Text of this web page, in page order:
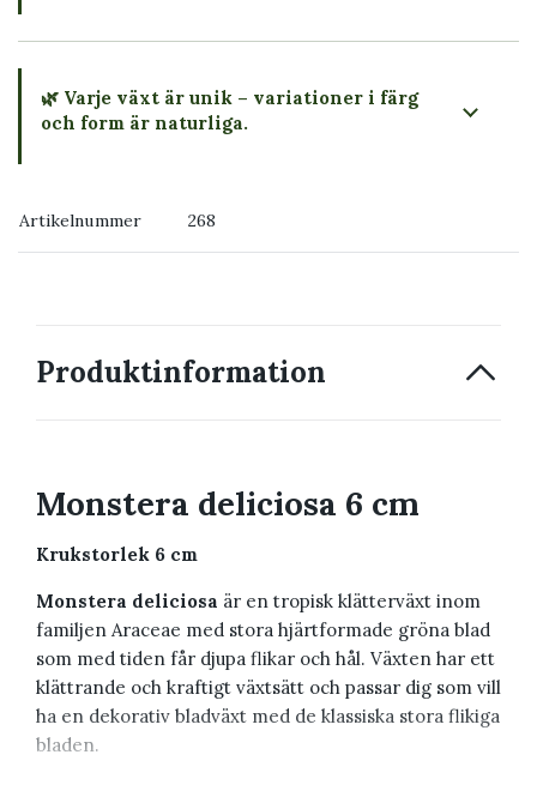
🌿 Varje växt är unik – variationer i färg
och form är naturliga.
Artikelnummer 268
Produktinformation
Monstera deliciosa 6 cm
Krukstorlek 6 cm
Monstera deliciosa är en tropisk klätterväxt inom
familjen Araceae med stora hjärtformade gröna blad
som med tiden får djupa flikar och hål. Växten har ett
klättrande och kraftigt växtsätt och passar dig som vill
ha en dekorativ bladväxt med de klassiska stora flikiga
bladen.